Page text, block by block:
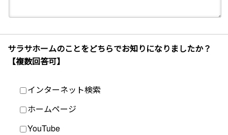
サラサホームのことをどちらでお知りになりましたか？
【複数回答可】
インターネット検索
ホームページ
YouTube